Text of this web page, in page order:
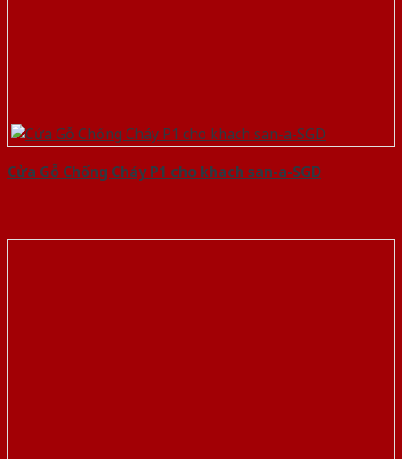
Cửa Gỗ Chống Cháy P1 cho khach san-a-SGD